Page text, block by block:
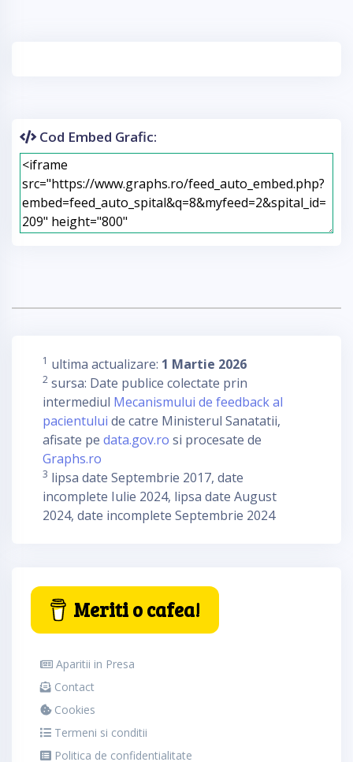
Cod Embed Grafic:
1 ultima actualizare: 1 Martie 2026
2 sursa: Date publice colectate prin
intermediul Mecanismului de feedback al
pacientului de catre Ministerul Sanatatii,
afisate pe data.gov.ro si procesate de
Graphs.ro
3 lipsa date Septembrie 2017, date
incomplete Iulie 2024, lipsa date August
2024, date incomplete Septembrie 2024
Meriti o cafea!
Aparitii in Presa
Contact
Cookies
Termeni si conditii
Politica de confidentialitate